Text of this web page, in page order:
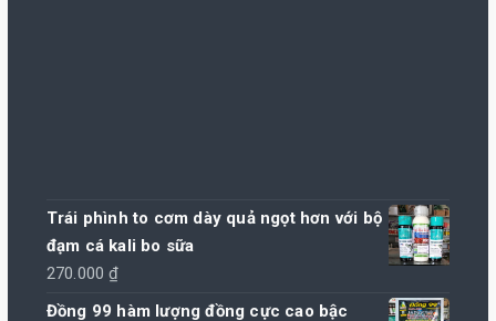
Trái phình to cơm dày quả ngọt hơn với bộ
đạm cá kali bo sữa
270.000₫
Đồng 99 hàm lượng đồng cực cao bậc